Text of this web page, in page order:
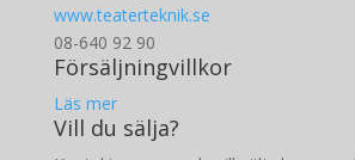
www.teaterteknik.se
08-640 92 90
Försäljningvillkor
Läs mer
Vill du sälja?